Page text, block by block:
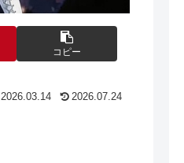
コピー
2026.03.14 2026.07.24